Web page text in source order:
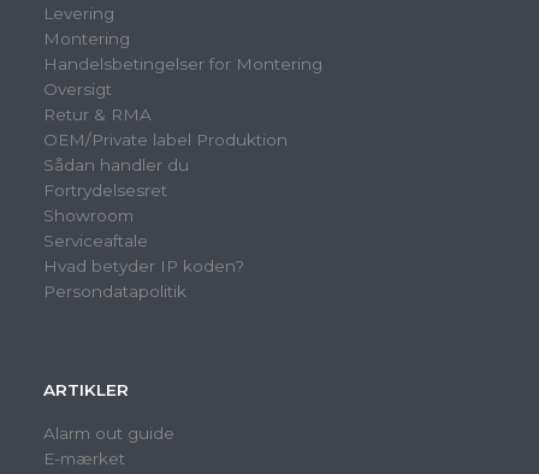
Levering
Montering
Handelsbetingelser for Montering
Oversigt
Retur & RMA
OEM/Private label Produktion
Sådan handler du
Fortrydelsesret
Showroom
Serviceaftale
Hvad betyder IP koden?
Persondatapolitik
ARTIKLER
Alarm out guide
E-mærket